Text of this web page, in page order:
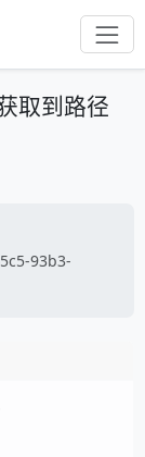
取到路径
93b3-